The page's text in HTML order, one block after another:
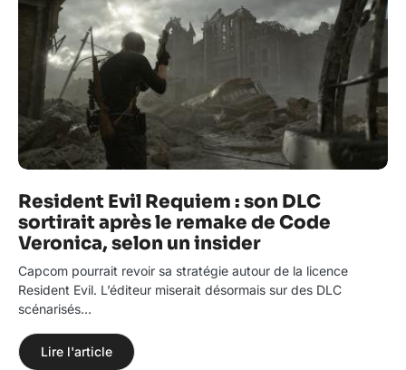
Resident Evil Requiem : son DLC
sortirait après le remake de Code
Veronica, selon un insider
Capcom pourrait revoir sa stratégie autour de la licence
Resident Evil. L’éditeur miserait désormais sur des DLC
scénarisés…
Lire l'article